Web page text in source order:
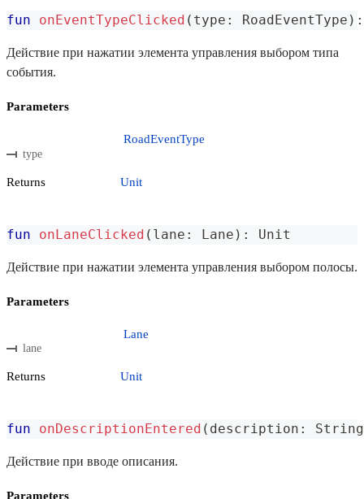
fun onEventTypeClicked ( type : RoadEventType ) :
Действие при нажатии элемента управления выбором типа
события.
Parameters
type
RoadEventType
Returns Unit
fun onLaneClicked ( lane : Lane ) : Unit
Действие при нажатии элемента управления выбором полосы.
Parameters
lane
Lane
Returns Unit
fun onDescriptionEntered ( description : String
Действие при вводе описания.
Parameters